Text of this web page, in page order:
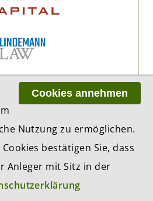
Cookies annehmen
Nutzung zu ermöglichen.
bestätigen Sie, dass
Anleger mit Sitz in der